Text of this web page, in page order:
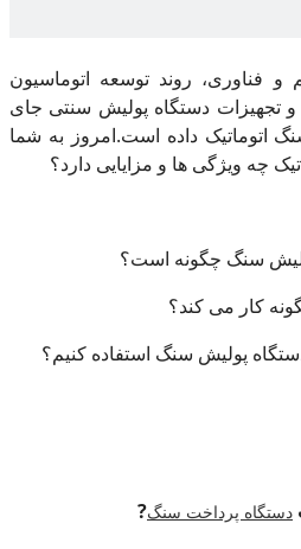
و فناوری، روند توسعه اتوماسیون
تجهیزات دستگاه پولیش سنتی جای
اتوماتیک داده است.امروز به شما
چه ویژگی ها و مزایایی دارد؟
سنگ چگونه است؟
کار می کند؟
پولیش سنگ استفاده کنیم؟
دستگاه پرداخت سنگ?